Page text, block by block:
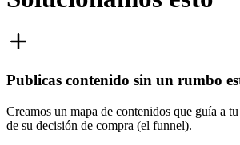
Publicas contenido sin un rumbo
Creamos un mapa de contenidos que guía a
de su decisión de compra (el funnel).